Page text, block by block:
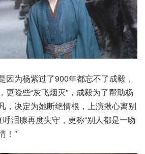
因为杨紫过了900年都忘不了成毅，
更险些“灰飞烟灭”，成毅为了帮助杨
，决定为她断绝情根，上演揪心离别
呼泪腺再度失守，更称“别人都是一吻
！”